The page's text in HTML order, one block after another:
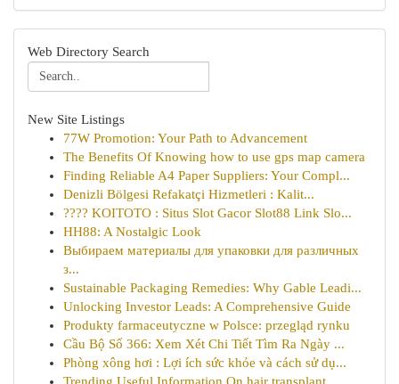
Web Directory Search
New Site Listings
77W Promotion: Your Path to Advancement
The Benefits Of Knowing how to use gps map camera
Finding Reliable A4 Paper Suppliers: Your Compl...
Denizli Bölgesi Refakatçi Hizmetleri : Kalit...
???? KOITOTO : Situs Slot Gacor Slot88 Link Slo...
HH88: A Nostalgic Look
Выбираем материалы для упаковки для различных
з...
Sustainable Packaging Remedies: Why Gable Leadi...
Unlocking Investor Leads: A Comprehensive Guide
Produkty farmaceutyczne w Polsce: przegląd rynku
Cầu Bộ Số 366: Xem Xét Chi Tiết Tìm Ra Ngày ...
Phòng xông hơi : Lợi ích sức khỏe và cách sử dụ...